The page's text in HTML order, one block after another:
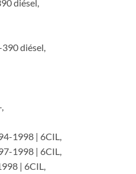
diésel,
diésel,
1998 | 6CIL,
1998 | 6CIL,
| 6CIL,